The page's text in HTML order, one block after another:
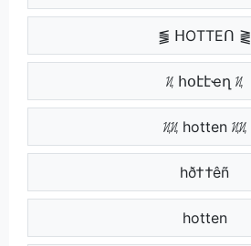
⪓ ᕼOTTEᑎ ⪔
ᜰ հօէէҽղ ᜰ
ᜰᜰ hotten ᜰᜰ
⁩ hð††êñ ⁩
⁩⁩ hotten ⁩⁩